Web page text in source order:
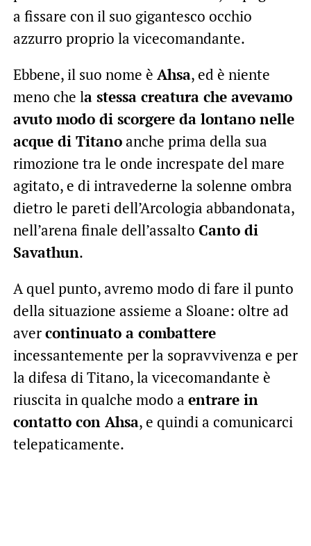
a fissare con il suo gigantesco occhio
azzurro proprio la vicecomandante.
Ebbene, il suo nome è Ahsa, ed è niente
meno che la stessa creatura che avevamo
avuto modo di scorgere da lontano nelle
acque di Titanoanche prima della sua
rimozione tra le onde increspate del mare
agitato, e di intravederne la solenne ombra
dietro le pareti dell’Arcologia abbandonata,
nell’arena finale dell’assalto Canto di
Savathun.
A quel punto, avremo modo di fare il punto
della situazione assieme a Sloane: oltre ad
avercontinuato a combattere
incessantemente per la sopravvivenza e per
la difesa di Titano, la vicecomandante è
riuscita in qualche modo a entrare in
contatto con Ahsa, e quindi a comunicarci
telepaticamente.